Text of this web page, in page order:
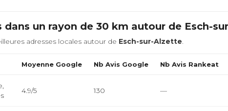
dans un rayon de 30 km autour de Esch-
adresses locales autour de Esch-sur-Alzette.
Moyenne Google Nb Avis Google Nb Avis Rankeat
4.9/5 130 —